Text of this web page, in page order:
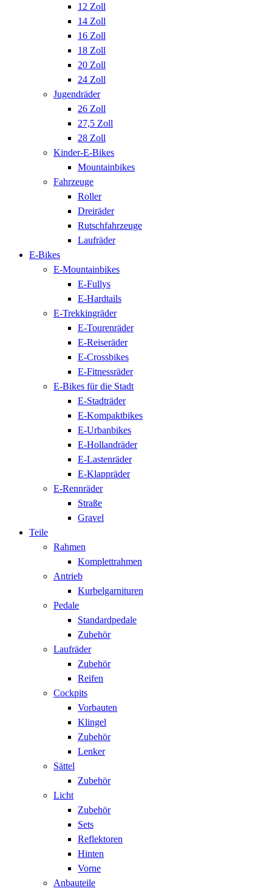
12 Zoll
14 Zoll
16 Zoll
18 Zoll
20 Zoll
24 Zoll
Jugendräder
26 Zoll
27,5 Zoll
28 Zoll
Kinder-E-Bikes
Mountainbikes
Fahrzeuge
Roller
Dreiräder
Rutschfahrzeuge
Laufräder
E-Bikes
E-Mountainbikes
E-Fullys
E-Hardtails
E-Trekkingräder
E-Tourenräder
E-Reiseräder
E-Crossbikes
E-Fitnessräder
E-Bikes für die Stadt
E-Stadträder
E-Kompaktbikes
E-Urbanbikes
E-Hollandräder
E-Lastenräder
E-Klappräder
E-Rennräder
Straße
Gravel
Teile
Rahmen
Komplettrahmen
Antrieb
Kurbelgarnituren
Pedale
Standardpedale
Zubehör
Laufräder
Zubehör
Reifen
Cockpits
Vorbauten
Klingel
Zubehör
Lenker
Sättel
Zubehör
Licht
Zubehör
Sets
Reflektoren
Hinten
Vorne
Anbauteile